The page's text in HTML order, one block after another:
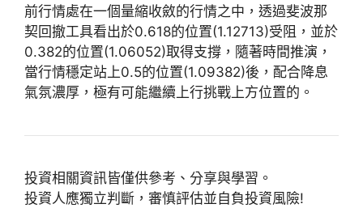
前行情處在一個量縮收斂的行情之中，透過斐波那
契回撤工具看出於0.618的位置(1.12713)受阻，並於
0.382的位置(1.06052)取得支撐，隨著時間推演，
當行情穩定站上0.5的位置(1.09382)後，配合降息
氣氛濃厚，極有可能繼續上行挑戰上方位置的。
投資相關資訊皆僅供參考、分享與學習。
投資人應獨立判斷，審慎評估並自負投資風險!